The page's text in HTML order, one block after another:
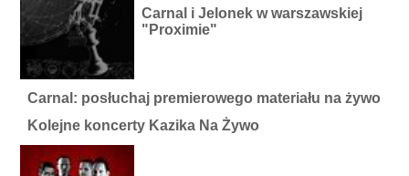
Carnal i Jelonek w warszawskiej
"Proximie"
Carnal: posłuchaj premierowego materiału na żywo
Kolejne koncerty Kazika Na Żywo